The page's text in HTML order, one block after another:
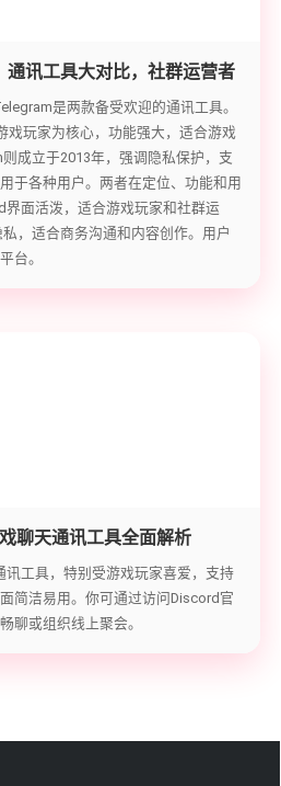
讯工具大对比，社群运营者
是两款备受欢迎的通讯工具。
戏玩家为核心，功能强大，适合游戏
成立于2013年，强调隐私保护，支
于各种用户。两者在定位、功能和用
面活泼，适合游戏玩家和社群运
，适合商务沟通和内容创作。用户
台。
聊天通讯工具全面解析
工具，特别受游戏玩家喜爱，支持
简洁易用。你可通过访问Discord官
聊或组织线上聚会。